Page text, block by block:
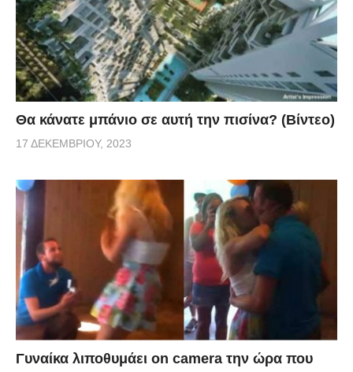
Θα κάνατε μπάνιο σε αυτή την πισίνα? (Βίντεο)
17 ΔΕΚΕΜΒΡΊΟΥ, 2023
Γυναίκα λιποθυμάει on camera την ώρα που